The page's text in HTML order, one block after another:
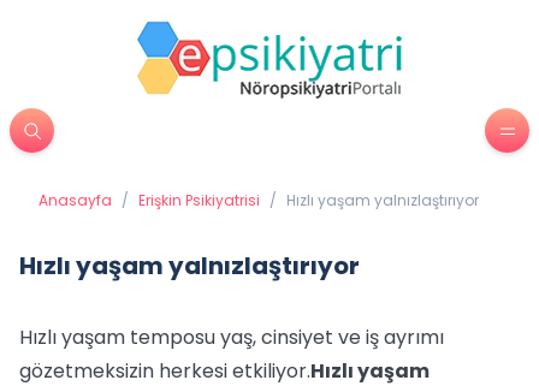
Anasayfa / Erişkin Psikiyatrisi / Hızlı yaşam yalnızlaştırıyor
Hızlı yaşam yalnızlaştırıyor
Hızlı yaşam temposu yaş, cinsiyet ve iş ayrımı
gözetmeksizin herkesi etkiliyor.Hızlı yaşam